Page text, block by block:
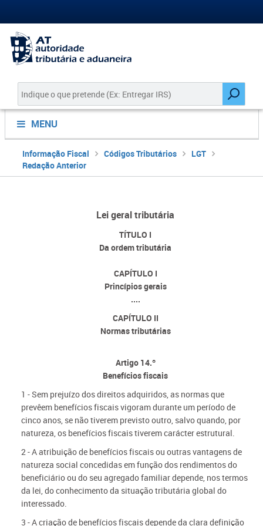
MENU
Informação Fiscal Códigos Tributários
LGT
Redação Anterior
Lei geral tributária
TÍTULO I
Da ordem tributária
CAPÍTULO I
Princípios gerais
....
CAPÍTULO II
Normas tributárias
Artigo 14.º
Benefícios fiscais
1 - Sem prejuízo dos direitos adquiridos, as normas que
prevêem benefícios fiscais vigoram durante um período de
cinco anos, se não tiverem previsto outro, salvo quando, por
natureza, os benefícios fiscais tiverem carácter estrutural.
2 - A atribuição de benefícios fiscais ou outras vantagens de
natureza social concedidas em função dos rendimentos do
beneficiário ou do seu agregado familiar depende, nos termos
da lei, do conhecimento da situação tributária global do
interessado.
3 - A criação de benefícios fiscais depende da clara definição